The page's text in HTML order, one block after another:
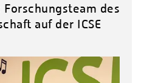
des
auf der ICSE